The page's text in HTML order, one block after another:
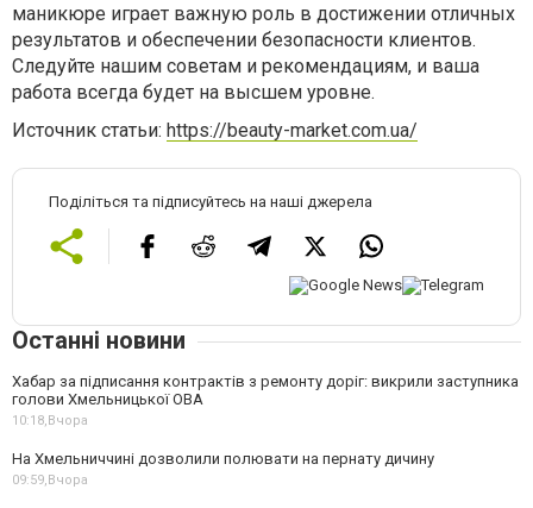
маникюре играет важную роль в достижении отличных
результатов и обеспечении безопасности клиентов.
Следуйте нашим советам и рекомендациям, и ваша
работа всегда будет на высшем уровне.
Источник статьи: https://beauty-market.com.ua/
Поділіться та підписуйтесь на наші джерела
Останні новини
Хабар за підписання контрактів з ремонту доріг: викрили заступника
голови Хмельницької ОВА
10:18, Вчора
На Хмельниччині дозволили полювати на пернату дичину
09:59, Вчора